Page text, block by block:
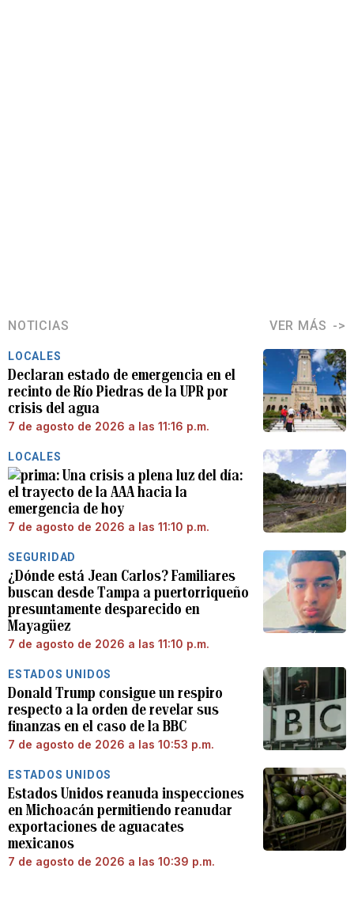
NOTICIAS VER MÁS
LOCALES
Declaran estado de emergencia en el
recinto de Río Piedras de la UPR por
crisis del agua
7 de agosto de 2026 a las 11:16 p.m.
LOCALES
Una crisis a plena luz del día:
el trayecto de la AAA hacia la
emergencia de hoy
7 de agosto de 2026 a las 11:10 p.m.
SEGURIDAD
¿Dónde está Jean Carlos? Familiares
buscan desde Tampa a puertorriqueño
presuntamente desparecido en
Mayagüez
7 de agosto de 2026 a las 11:10 p.m.
ESTADOS UNIDOS
Donald Trump consigue un respiro
respecto a la orden de revelar sus
finanzas en el caso de la BBC
7 de agosto de 2026 a las 10:53 p.m.
ESTADOS UNIDOS
Estados Unidos reanuda inspecciones
en Michoacán permitiendo reanudar
exportaciones de aguacates
mexicanos
7 de agosto de 2026 a las 10:39 p.m.